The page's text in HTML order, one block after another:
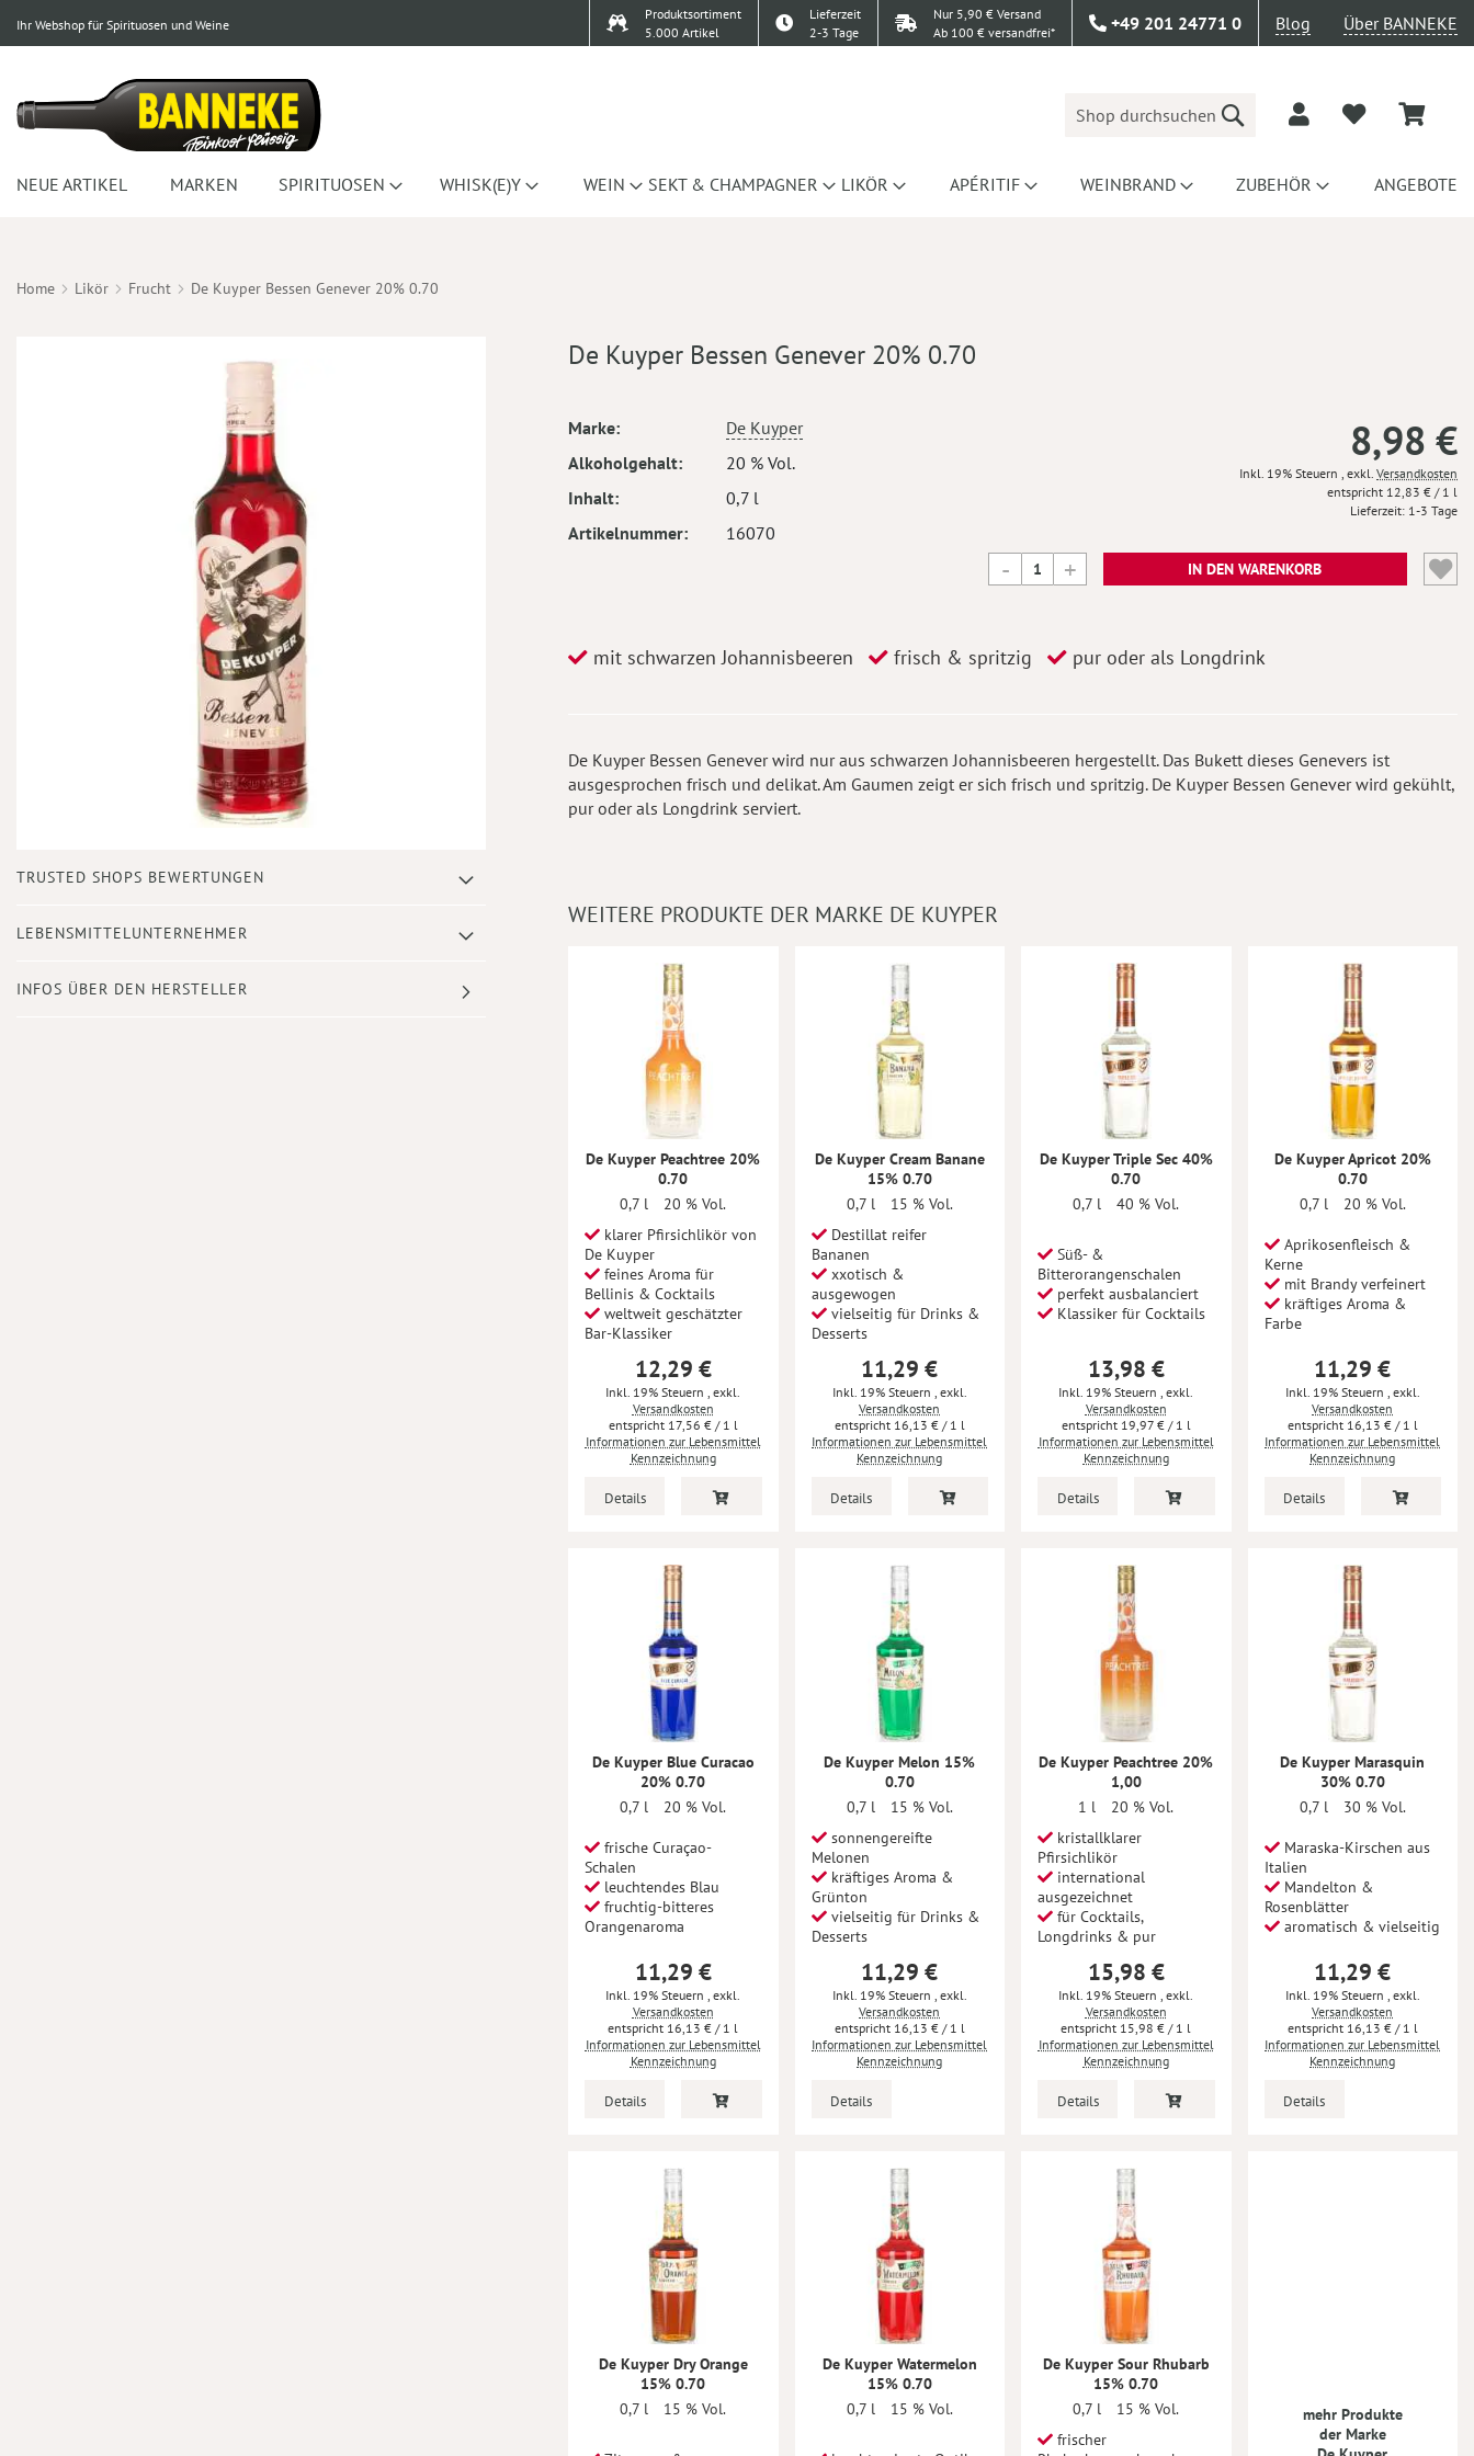
Ihr Webshop für Spirituosen und Weine
Produktsortiment
5.000 Artikel
Lieferzeit
2-3 Tage
Nur 5,90 € Versand
Ab 100 € versandfrei*
+49 201 24771 0 Blog Über BANNEKE
Suche
NEUE ARTIKEL MARKEN SPIRITUOSEN WHISK(E)Y WEIN SEKT & CHAMPAGNER LIKÖR APÉRITIF WEINBRAND ZUBEHÖR ANGEBOTE
Home Likör Frucht De Kuyper Bessen Genever 20% 0.70
Anfang
Bildergalerie
TRUSTED SHOPS BEWERTUNGEN
LEBENSMITTELUNTERNEHMER
INFOS ÜBER DEN HERSTELLER
De Kuyper Bessen Genever 20% 0.70
Mehr
Marke
De Kuyper
Alkoholgehalt
20 % Vol.
Inhalt
0,7 l
Artikelnummer
16070
8,98 €
Inkl. 19% Steuern , exkl. Versandkosten
12,83 € / 1 l
Lieferzeit 1-3 Tage
IN DEN WARENKORB
mit schwarzen Johannisbeeren frisch & spritzig pur oder als Longdrink
De Kuyper Bessen Genever wird nur aus schwarzen Johannisbeeren hergestellt. Das Bukett dieses Genevers ist
ausgesprochen frisch und delikat. Am Gaumen zeigt er sich frisch und spritzig. De Kuyper Bessen Genever wird gekühlt,
pur oder als Longdrink serviert.
WEITERE PRODUKTE DER MARKE DE KUYPER
De Kuyper Peachtree 20%
0.70
0,7 l
20 % Vol.
klarer Pfirsichlikör von
De Kuyper
feines Aroma für
Bellinis & Cocktails
weltweit geschätzter
Bar-Klassiker
12,29 €
Inkl. 19% Steuern, exkl.
Versandkosten
17,56 €/ 1 l
Informationen zur Lebensmittel
Kennzeichnung
Details
De Kuyper Cream Banane
15% 0.70
0,7 l
15 % Vol.
Destillat reifer
Bananen
xxotisch &
ausgewogen
vielseitig für Drinks &
Desserts
11,29 €
Inkl. 19% Steuern , exkl.
Versandkosten
16,13 €/ 1 l
Informationen zur Lebensmittel
Kennzeichnung
Details
De Kuyper Triple Sec 40%
0.70
0,7 l
40 % Vol.
Süß- &
Bitterorangenschalen
perfekt ausbalanciert
Klassiker für Cocktails
13,98 €
Inkl. 19% Steuern, exkl.
Versandkosten
19,97 €/ 1 l
Informationen zur Lebensmittel
Kennzeichnung
Details
De Kuyper Apricot 20%
0.70
0,7 l
20 % Vol.
Aprikosenfleisch &
Kerne
mit Brandy verfeinert
kräftiges Aroma &
Farbe
11,29 €
Inkl. 19% Steuern , exkl.
Versandkosten
16,13 €/ 1 l
Informationen zur Lebensmittel
Kennzeichnung
Details
De Kuyper Blue Curacao
20% 0.70
0,7 l
20 % Vol.
frische Curaçao-
Schalen
leuchtendes Blau
fruchtig-bitteres
Orangenaroma
11,29 €
Inkl. 19% Steuern
exkl.
Versandkosten
16,13 € / 1 l
Informationen zur Lebensmittel
Kennzeichnung
Details
De Kuyper Melon 15%
0.70
0,7 l
15 % Vol.
sonnengereifte
Melonen
kräftiges Aroma &
Grünton
vielseitig für Drinks &
Desserts
11,29 €
Inkl. 19% Steuern exkl.
Versandkosten
16,13 € / 1 l
Informationen zur Lebensmittel
Kennzeichnung
Details
De Kuyper Peachtree 20%
1,00
1 l
20 % Vol.
kristallklarer
Pfirsichlikör
international
ausgezeichnet
für Cocktails,
Longdrinks & pur
15,98 €
Inkl. 19% Steuern
exkl.
Versandkosten
15,98 € / 1 l
Informationen zur Lebensmittel
Kennzeichnung
Details
De Kuyper Marasquin
30% 0.70
0,7 l
30 % Vol.
Maraska-Kirschen aus
Italien
Mandelton &
Rosenblätter
aromatisch & vielseitig
11,29 €
Inkl. 19% Steuern exkl.
Versandkosten
16,13 € / 1 l
Informationen zur Lebensmittel
Kennzeichnung
Details
De Kuyper Dry Orange
15% 0.70
0,7 l
15 % Vol.
De Kuyper Watermelon
15% 0.70
0,7 l
15 % Vol.
De Kuyper Sour Rhubarb
15% 0.70
0,7 l
15 % Vol.
frischer
mehr Produkte
der Marke